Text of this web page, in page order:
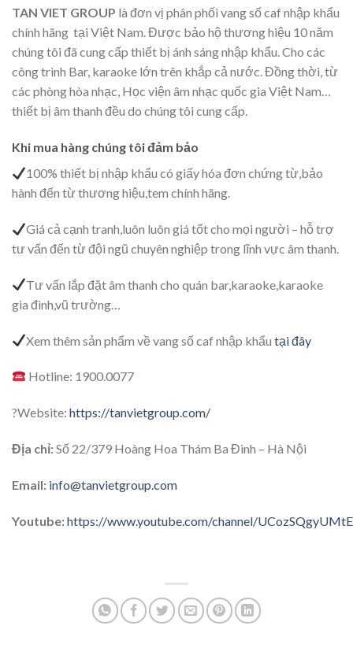
TAN VIET GROUP là đơn vị phân phối vang số caf nhập khẩu
chính hãng tại Việt Nam. Được bảo hộ thương hiệu 10 năm
chúng tôi đã cung cấp thiết bị ánh sáng nhập khẩu. Cho các
công trình Bar, karaoke lớn trên khắp cả nước. Đồng thời, từ
các phòng hòa nhạc, Học viện âm nhạc quốc gia Việt Nam…
thiết bị âm thanh đều do chúng tôi cung cấp.
Khi mua hàng chúng tôi đảm bảo
100% thiết bị nhập khẩu có giấy hóa đơn chứng từ,bảo
hành đến từ thương hiệu,tem chính hãng.
Giá cả cạnh tranh,luôn luôn giá tốt cho mọi người – hỗ trợ
tư vấn đến từ đội ngũ chuyên nghiệp trong lĩnh vực âm thanh.
Tư vấn lắp đặt âm thanh cho quán bar,karaoke,karaoke
gia đình,vũ trường…
Xem thêm sản phẩm về vang số caf nhập khẩutại đây
Hotline: 1900.0077
?Website: https://tanvietgroup.com/
Địa chỉ:Số 22/379 Hoàng Hoa Thám Ba Đình – Hà Nội
Email: info@tanvietgroup.com
Youtube:https://www.youtube.com/channel/